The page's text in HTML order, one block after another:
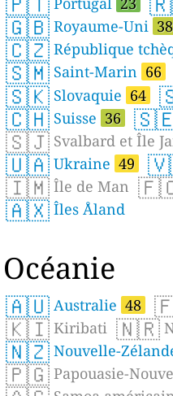
🇬🇧 Royaume-Uni 38
🇨🇿 République
🇸🇲 Saint-Marin 66
🇸🇰 Slovaquie 64
🇨🇭 Suisse 36
🇸🇯 Svalbard et Île
🇺🇦 Ukraine 49
🇮🇲 Île de Man
🇦🇽 Îles Åland
Océanie
🇦🇺 Australie 48
🇰🇮 Kiribati 🇳🇷
🇳🇿 Nouvelle-
🇵🇬 Papouasie-